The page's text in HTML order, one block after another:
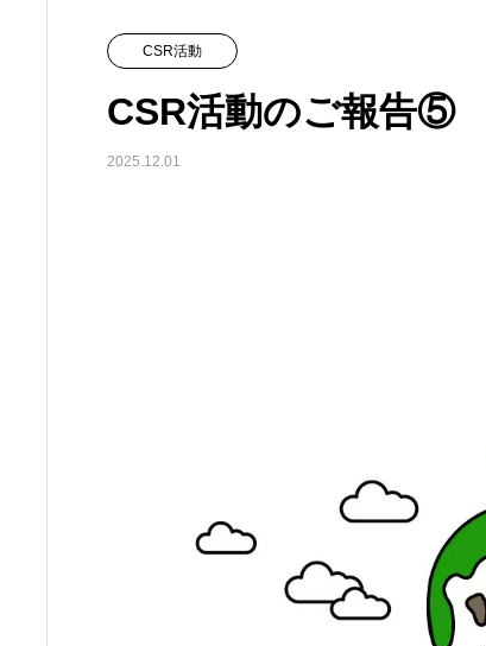
CSR活動
CSR活動のご報告⑤
2025.12.01